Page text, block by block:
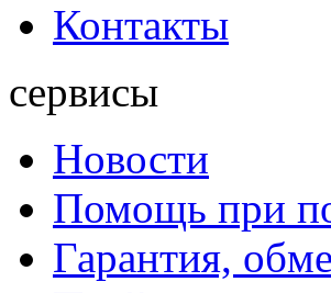
Контакты
сервисы
Новости
Помощь при
Гарантия,